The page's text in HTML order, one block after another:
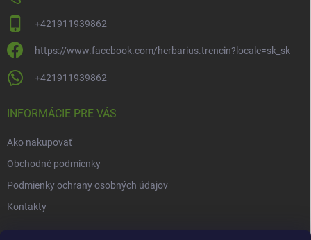
+421911939862
https://www.facebook.com/herbarius.trencin?locale=sk_sk
+421911939862
INFORMÁCIE PRE VÁS
Ako nakupovať
Obchodné podmienky
Podmienky ochrany osobných údajov
Kontakty